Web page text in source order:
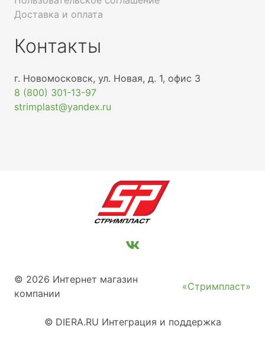
Доставка и оплата
Контакты
г. Новомосковск, ул. Новая, д. 1, офис 3
8 (800) 301-13-97
strimplast@yandex.ru
© 2026 Интернет магазин
компании
«Стримпласт»
© DIERA.RU Интеграция и поддержка